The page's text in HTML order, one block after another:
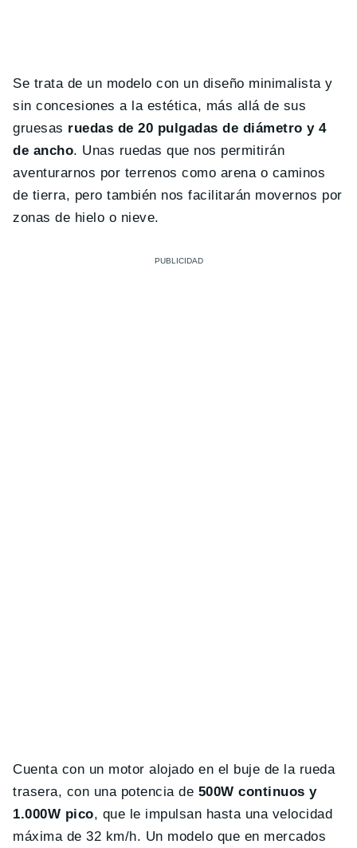
Se trata de un modelo con un diseño minimalista y
sin concesiones a la estética, más allá de sus
gruesas ruedas de 20 pulgadas de diámetro y 4
de ancho. Unas ruedas que nos permitirán
aventurarnos por terrenos como arena o caminos
de tierra, pero también nos facilitarán movernos por
zonas de hielo o nieve.
Cuenta con un motor alojado en el buje de la rueda
trasera, con una potencia de 500W continuos y
1.000W pico, que le impulsan hasta una velocidad
máxima de 32 km/h. Un modelo que en mercados